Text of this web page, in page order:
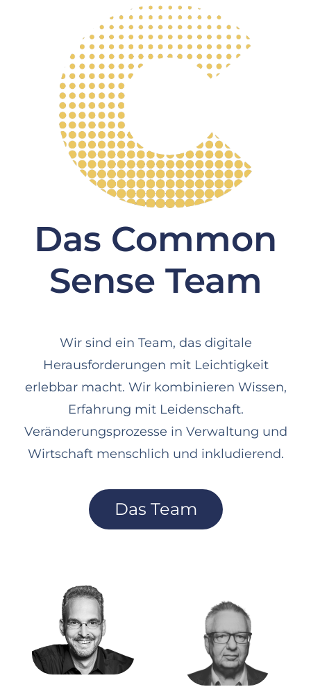
Das Common
Sense Team
Wir sind ein Team, das digitale
Herausforderungen mit Leichtigkeit
erlebbar macht. Wir kombinieren Wissen,
Erfahrung mit Leidenschaft.
Veränderungsprozesse in Verwaltung und
Wirtschaft menschlich und inkludierend.
Das Team